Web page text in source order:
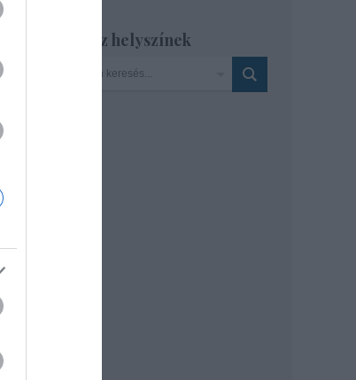
Szinház helyszínek